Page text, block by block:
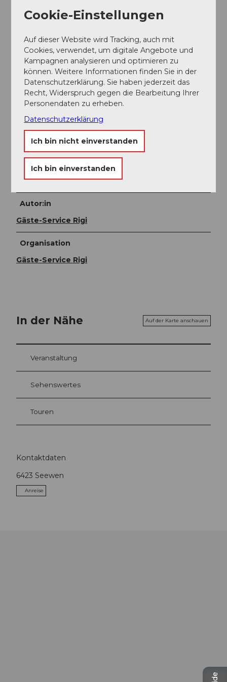
Mit SBB oder Schiff bis Brunnen, zu Fuss (15 Min.) oder
Ab Rigi Scheidegg mit Seilbahn bis Rigi Kräbel, dann
mit Arth Rigi Bahn bis Arth Goldau SBB. Alternativ
Abstieg Rigi Burggeist, Seilbahn bis Gschwänd, Bus
via Gersau zurück nach Brunnen (Achtung: nur wenige
Kurse)
Weitere Infos / Links
ist also vor allem geeignet als ÖV-Tour. Achtung:
Die Urmiberg-Bahn öffnet erst Mitte März.
Bitte Webseite beachten (www.urmiberg.ch)
Autor:in
Gäste-Service Rigi
Organisation
Gäste-Service Rigi
In der Nähe Auf der Karte anschauen
Veranstaltung
Sehenswertes
Touren
Kontaktdaten
6423 Seewen
Anreise
Cookie-Einstellungen
Auf dieser Website wird Tracking, auch mit
Cookies, verwendet, um digitale Angebote und
Kampagnen analysieren und optimieren zu
können. Weitere Informationen finden Sie in der
Datenschutzerklärung. Sie haben jederzeit das
Recht, Widerspruch gegen die Bearbeitung Ihrer
Personendaten zu erheben.
Datenschutzerklärung
Ich bin nicht einverstanden
Ich bin einverstanden